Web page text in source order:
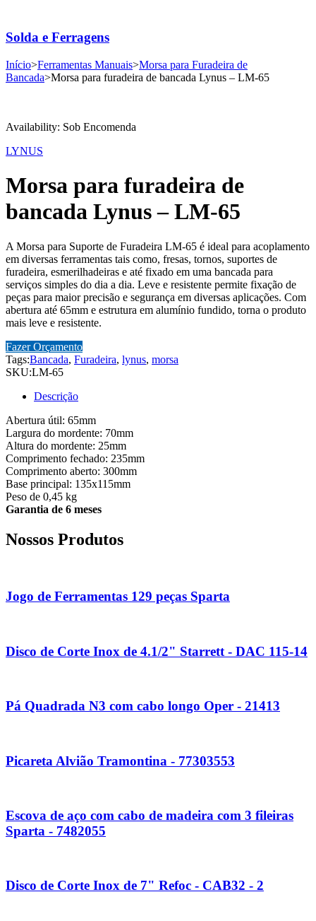
Solda e Ferragens
Início>Ferramentas Manuais>Morsa para Furadeira de
Bancada>Morsa para furadeira de bancada Lynus – LM-65
Availability: Sob Encomenda
LYNUS
Morsa para furadeira de
bancada Lynus – LM-65
A Morsa para Suporte de Furadeira LM-65 é ideal para acoplamento
em diversas ferramentas tais como, fresas, tornos, suportes de
furadeira, esmerilhadeiras e até fixado em uma bancada para
serviços simples do dia a dia. Leve e resistente permite fixação de
peças para maior precisão e segurança em diversas aplicações. Com
abertura até 65mm e estrutura em alumínio fundido, torna o produto
mais leve e resistente.
Fazer Orçamento
Tags:Bancada, Furadeira, lynus, morsa
SKU:LM-65
Descrição
Abertura útil: 65mm
Largura do mordente: 70mm
Altura do mordente: 25mm
Comprimento fechado: 235mm
Comprimento aberto: 300mm
Base principal: 135x115mm
Peso de 0,45 kg
Garantia de 6 meses
Nossos Produtos
Jogo de Ferramentas 129 peças Sparta
Disco de Corte Inox de 4.1/2" Starrett - DAC 115-14
Pá Quadrada N3 com cabo longo Oper - 21413
Picareta Alvião Tramontina - 77303553
Escova de aço com cabo de madeira com 3 fileiras
Sparta - 7482055
Disco de Corte Inox de 7" Refoc - CAB32 - 2